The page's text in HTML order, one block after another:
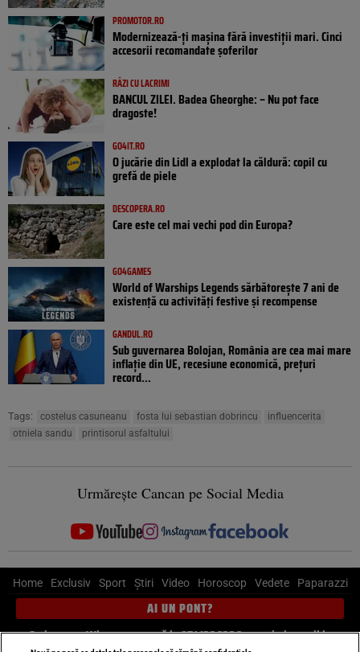
PROMOTOR.RO
Modernizează-ți mașina fără investiții mari. Cinci
accesorii recomandate șoferilor
RÂZI CU LACRIMI
BANCUL ZILEI. Badea Gheorghe: – Nu pot face
dragoste!
GO4IT.RO
O jucărie din Lidl a explodat la căldură: copil cu
grefă de piele
DESCOPERA.RO
Care este cel mai vechi pod din Europa?
GO4GAMES
World of Warships Legends sărbătorește 7 ani de
existență cu activități festive și recompense
GANDUL.RO
Sub guvernarea Bolojan, România are cea mai mare
inflație din UE, recesiune economică, prețuri
record...
Tags: costelus casuneanu fosta lui sebastian dobrincu
influencerita
otniela sandu
printisorul asfaltului
Urmărește Cancan pe Social Media
Home Exclusiv Sport Știri Video Horoscop Vedete Paparazzi
AI UN PONT?
Scrie-ne pe Whatsapp, sună la 0741226226 sau trimite mail la